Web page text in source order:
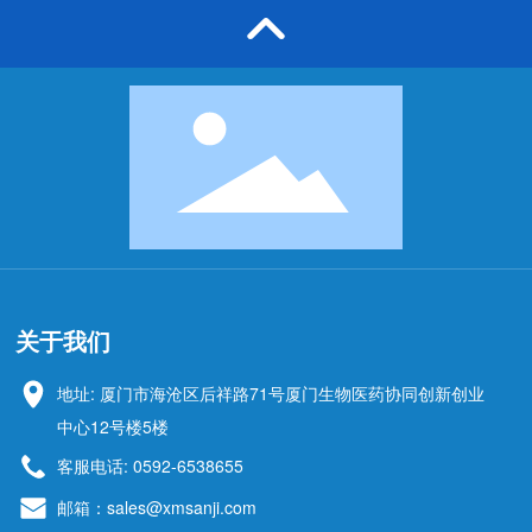
关于我们
地址: 厦门市海沧区后祥路71号厦门生物医药协同创新创业
中心12号楼5楼
客服电话: 0592-6538655
邮箱：sales@xmsanji.com